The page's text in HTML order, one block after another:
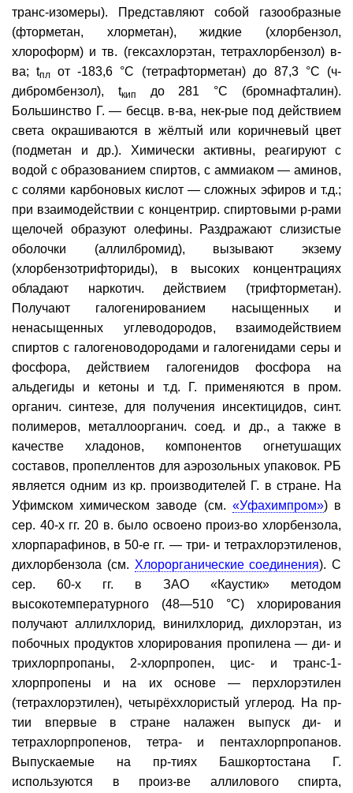
транс-изомеры). Представляют собой газообразные
(фторметан, хлорметан), жидкие (хлорбензол,
хлороформ) и тв. (гексахлорэтан, тетрахлорбензол) в-
ва; tпл
от -183,6 °C (тетрафторметан) до 87,3 °C (ч-
дибромбензол), tкип
до 281 °C (бромнафталин).
Большинство Г. — бесцв. в-ва, нек-рые под действием
света окрашиваются в жёлтый или коричневый цвет
(подметан и др.). Химически активны, реагируют с
водой с образованием спиртов, с аммиаком — аминов,
с солями карбоновых кислот — сложных эфиров и т.д.;
при взаимодействии с концентрир. спиртовыми р-рами
щелочей образуют олефины. Раздражают слизистые
оболочки (аллилбромид), вызывают экзему
(хлорбензотрифториды), в высоких концентрациях
обладают наркотич. действием (трифторметан).
Получают галогенированием насыщенных и
ненасыщенных углеводородов, взаимодействием
спиртов с галогеноводородами и галогенидами серы и
фосфора, действием галогенидов фосфора на
альдегиды и кетоны и т.д. Г. применяются в пром.
органич. синтезе, для получения инсектицидов, синт.
полимеров, металлоорганич. соед. и др., а также в
качестве хладонов, компонентов огнетушащих
составов, пропеллентов для аэрозольных упаковок. РБ
является одним из кр. производителей Г. в стране. На
Уфимском химическом заводе (см. «Уфахимпром») в
сер. 40-х гг. 20 в. было освоено произ-во хлорбензола,
хлорпарафинов, в 50-е гг. — три- и тетрахлорэтиленов,
дихлорбензола (см. Хлорорганические соединения). С
сер. 60-х гг. в ЗАО «Каустик» методом
высокотемпературного (48—510 °C) хлорирования
получают аллилхлорид, винилхлорид, дихлорэтан, из
побочных продуктов хлорирования пропилена — ди- и
трихлорпропаны, 2-хлорпропен, цис- и транс-1-
хлорпропены и на их основе — перхлорэтилен
(тетрахлорэтилен), четырёххлористый углерод. На пр-
тии впервые в стране налажен выпуск ди- и
тетрахлорпропенов, тетра- и пентахлорпропанов.
Выпускаемые на пр-тиях Башкортостана Г.
используются в произ-ве аллилового спирта,